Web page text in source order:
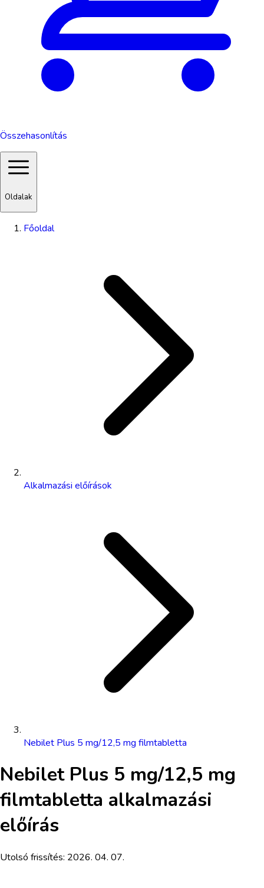
Összehasonlítás
Oldalak
Főoldal
Alkalmazási előírások
Nebilet Plus 5 mg/12,5 mg filmtabletta
Nebilet Plus 5 mg/12,5 mg
filmtabletta alkalmazási
előírás
Utolsó frissítés: 2026. 04. 07.